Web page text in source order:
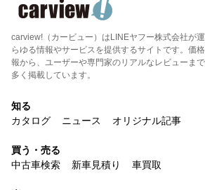
carview!（カービュー）はLINEヤフー株式会社が
らゆる情報やサービスを提供するサイトです。価
報から、ユーザーや専門家のリアルなレビューま
多く掲載しています。
知る
カタログ
ニュース オリジナル記事
買う・売る
中古車検索
新車見積り 車買取